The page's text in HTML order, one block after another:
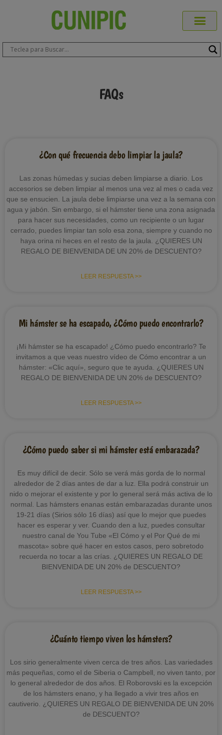
FAQs
¿Con qué frecuencia debo limpiar la jaula?
Las zonas húmedas y sucias deben limpiarse a diario. Los
accesorios se deben limpiar al menos una vez al mes o cada vez
que se ensucien. La jaula debe limpiarse una vez a la semana con
agua y jabón. Sin embargo, si el hámster tiene una zona asignada
para hacer sus necesidades, como un recipiente o un lugar
cerrado, puedes limpiar tan solo esa zona, siempre y cuando no
haya orina ni heces en el resto de la jaula. ¿QUIERES UN
REGALO DE BIENVENIDA DE UN 20% de DESCUENTO?
LEER RESPUESTA >>
Mi hámster se ha escapado, ¿Cómo puedo encontrarlo?
¡Mi hámster se ha escapado! ¿Cómo puedo encontrarlo? Te
invitamos a que veas nuestro vídeo de Cómo encontrar a un
hámster: «Clic aquí», seguro que te ayuda. ¿QUIERES UN
REGALO DE BIENVENIDA DE UN 20% de DESCUENTO?
LEER RESPUESTA >>
¿Cómo puedo saber si mi hámster está embarazada?
Es muy difícil de decir. Sólo se verá más gorda de lo normal
alrededor de 2 días antes de dar a luz. Ella podrá construir un
nido o mejorar el existente y por lo general será más activa de lo
normal. Las hámsters enanas están embarazadas durante unos
19-21 días (Sirios sólo 16 días) así que lo mejor que puedes
hacer es esperar y ver. Cuando den a luz, puedes consultar
nuestro canal de You Tube «El Cómo y el Por Qué de mi
mascota» sobre qué hacer en estos casos, pero sobretodo
recuerda no tocar a las crías. ¿QUIERES UN REGALO DE
BIENVENIDA DE UN 20% de DESCUENTO?
LEER RESPUESTA >>
¿Cuánto tiempo viven los hámsters?
Los sirio generalmente viven cerca de tres años. Las variedades
más pequeñas, como el de Siberia o Campbell, no viven tanto, por
lo general alrededor de dos años. El Roborovski es la excepción
de los hámsters enano, y ha llegado a vivir tres años en
cautiverio. ¿QUIERES UN REGALO DE BIENVENIDA DE UN 20%
de DESCUENTO?